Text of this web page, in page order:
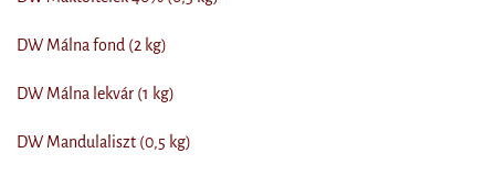
DW Málna fond (2 kg)
DW Málna lekvár (1 kg)
DW Mandulaliszt (0,5 kg)